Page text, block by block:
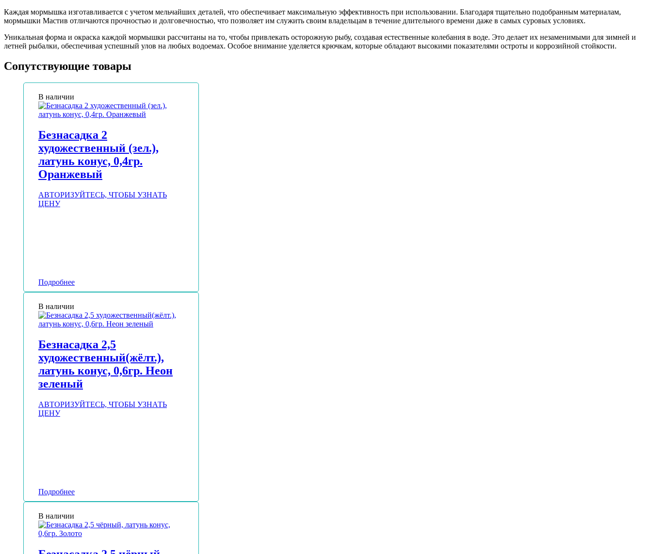
Каждая мормышка изготавливается с учетом мельчайших деталей, что обеспечивает максимальную эффективность при использовании. Благодаря тщательно подобранным материалам,
мормышки Мастив отличаются прочностью и долговечностью, что позволяет им служить своим владельцам в течение длительного времени даже в самых суровых условиях.
Уникальная форма и окраска каждой мормышки рассчитаны на то, чтобы привлекать осторожную рыбу, создавая естественные колебания в воде. Это делает их незаменимыми для зимней и
летней рыбалки, обеспечивая успешный улов на любых водоемах. Особое внимание уделяется крючкам, которые обладают высокими показателями остроты и коррозийной стойкости.
Сопутствующие товары
В наличии
Безнасадка 2
художественный (зел.),
латунь конус, 0,4гр.
Оранжевый
АВТОРИЗУЙТЕСЬ, ЧТОБЫ УЗНАТЬ
ЦЕНУ
Подробнее
В наличии
Безнасадка 2,5
художественный(жёлт.),
латунь конус, 0,6гр. Неон
зеленый
АВТОРИЗУЙТЕСЬ, ЧТОБЫ УЗНАТЬ
ЦЕНУ
Подробнее
В наличии